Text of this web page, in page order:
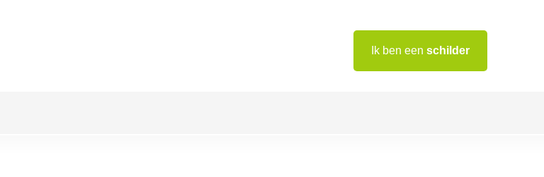
Ik ben een schilder